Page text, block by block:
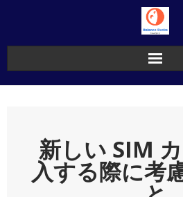
新しい SIM
入する際に考